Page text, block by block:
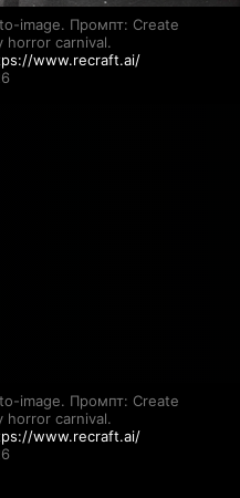
image. Промпт: Create
horror carnival.
www.recraft.ai/
image. Промпт: Create
horror carnival.
www.recraft.ai/